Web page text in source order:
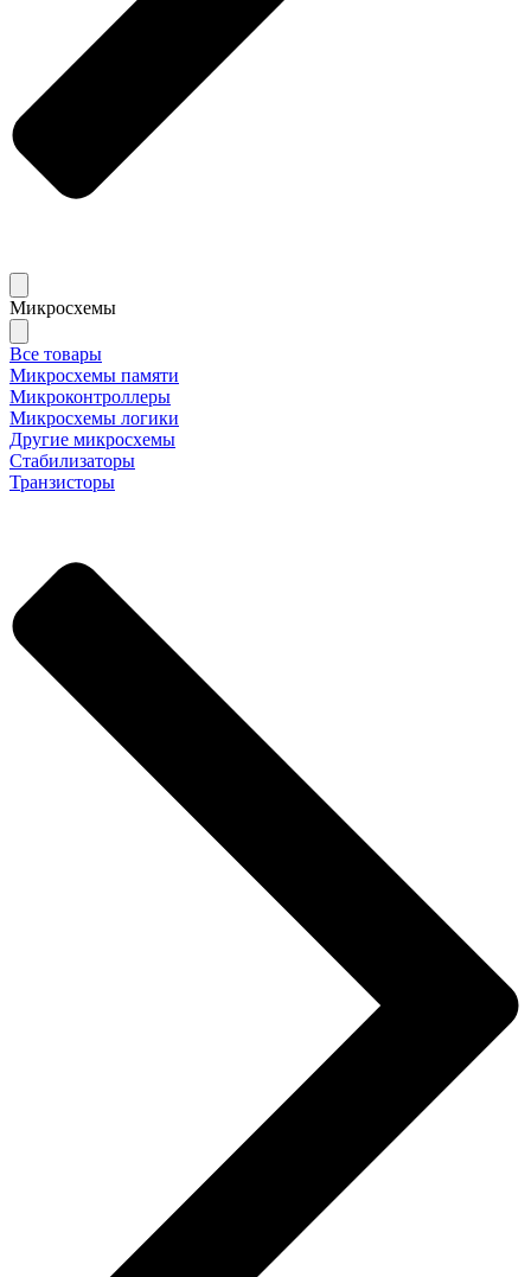
Микросхемы
Все товары
Микросхемы памяти
Микроконтроллеры
Микросхемы логики
Другие микросхемы
Стабилизаторы
Транзисторы